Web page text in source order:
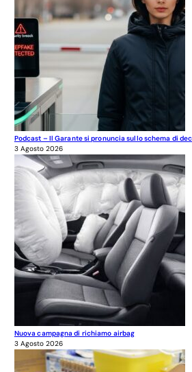
Podcast – Il Garante si pronuncia sullo schema di
3 Agosto 2026
Nuova campagna di richiamo airbag
3 Agosto 2026